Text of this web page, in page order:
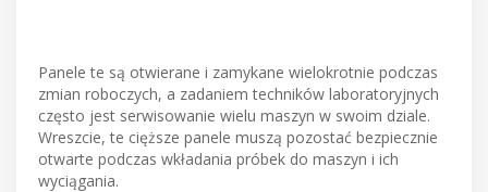
Panele te są otwierane i zamykane wielokrotnie podczas
zmian roboczych, a zadaniem techników laboratoryjnych
często jest serwisowanie wielu maszyn w swoim dziale.
Wreszcie, te cięższe panele muszą pozostać bezpiecznie
otwarte podczas wkładania próbek do maszyn i ich
wyciągania.